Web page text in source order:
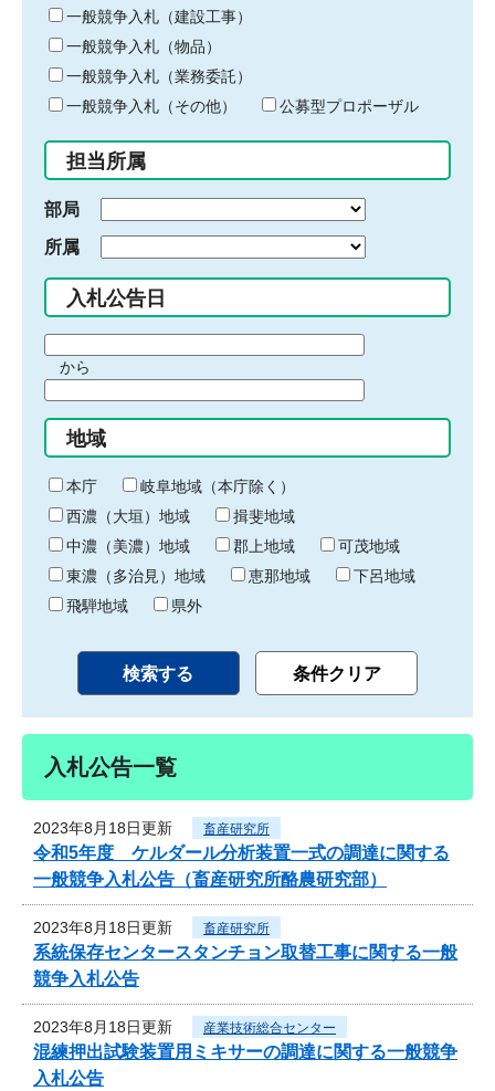
キ
ー
ワ
ー
ド
入
力
一般競争入札（建設工事）
一般競争入札（物品）
一般競争入札（業務委託）
一般競争入札（その他）
公募型プロポーザル
担当所属
部局
所属
入札公告日
間
始
り
から
間
終
わ
り
地域
本庁
岐阜地域（本庁除く）
西濃（大垣）地域
揖斐地域
中濃（美濃）地域
郡上地域
可茂地域
東濃（多治見）地域
恵那地域
下呂地域
飛騨地域
県外
入札公告一覧
2023年8月18日更新 畜産研究所
令和5年度 ケルダール分析装置一式の調達に関する
一般競争入札公告（畜産研究所酪農研究部）
2023年8月18日更新 畜産研究所
系統保存センタースタンチョン取替工事に関する一般
競争入札公告
2023年8月18日更新 産業技術総合センター
混練押出試験装置用ミキサーの調達に関する一般競争
入札公告